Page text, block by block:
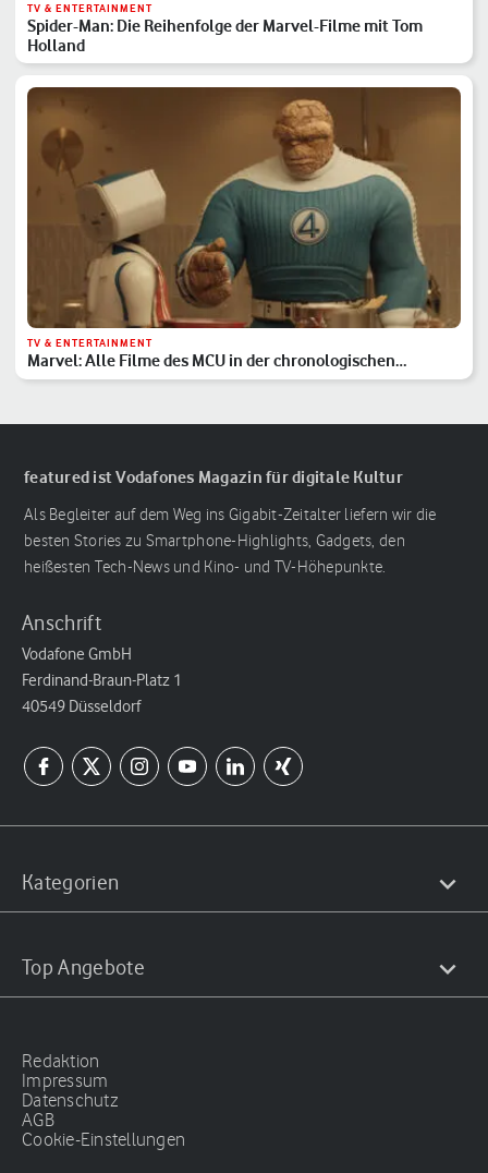
TV & ENTERTAINMENT
Spider-Man: Die Reihenfolge der Marvel-Filme mit Tom
Holland
TV & ENTERTAINMENT
Marvel: Alle Filme des MCU in der chronologischen
Reihenfolge
featured ist Vodafones Magazin für digitale Kultur
Als Begleiter auf dem Weg ins Gigabit-Zeitalter liefern wir die
besten Stories zu Smartphone-Highlights, Gadgets, den
heißesten Tech-News und Kino- und TV-Höhepunkte.
Anschrift
Vodafone GmbH
Ferdinand-Braun-Platz 1
40549 Düsseldorf
Kategorien
Top Angebote
Redaktion
Impressum
Datenschutz
AGB
Cookie-Einstellungen